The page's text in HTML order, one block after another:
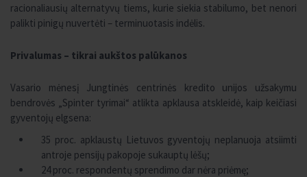
racionaliausių alternatyvų tiems, kurie siekia stabilumo, bet nenori
palikti pinigų nuvertėti – terminuotasis indėlis.
Privalumas – tikrai aukštos palūkanos
Vasario mėnesį Jungtinės centrinės kredito unijos užsakymu
bendrovės „Spinter tyrimai“ atlikta apklausa atskleidė, kaip keičiasi
gyventojų elgsena:
35 proc. apklaustų Lietuvos gyventojų neplanuoja atsiimti
antroje pensijų pakopoje sukauptų lėšų;
24 proc. respondentų sprendimo dar nėra priėmę;